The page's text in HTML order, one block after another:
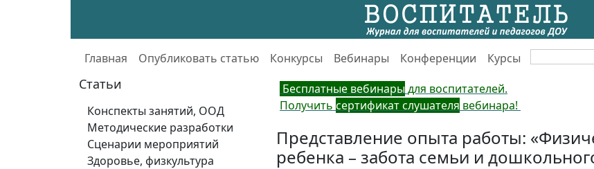
Главная Опубликовать статью Конкурсы Вебинары Конференции Курсы
Статьи
Конспекты занятий, ООД
Методические разработки
Сценарии мероприятий
Здоровье, физкультура
Бесплатные вебинарыдля воспитателей.
Получить сертификат слушателя вебинара!
Представление опыта работы:
ребенка – забота семьи и